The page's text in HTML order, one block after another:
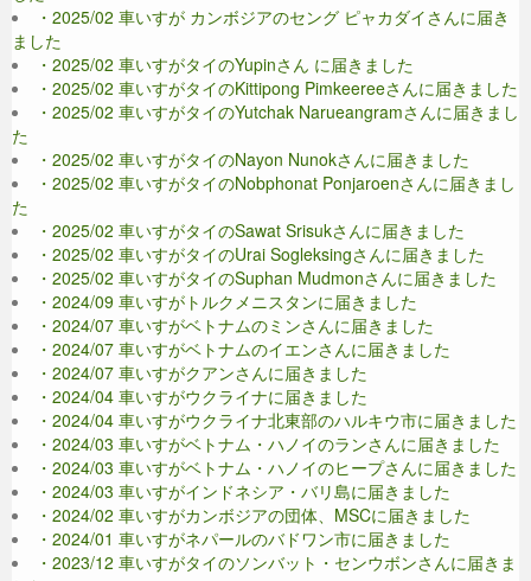
・2025/02 車いすが カンボジアのセング ピャカダイさんに届き
ました
・2025/02 車いすがタイのYupinさん に届きました
・2025/02 車いすがタイのKittipong Pimkeereeさんに届きました
・2025/02 車いすがタイのYutchak Narueangramさんに届きまし
た
・2025/02 車いすがタイのNayon Nunokさんに届きました
・2025/02 車いすがタイのNobphonat Ponjaroenさんに届きまし
た
・2025/02 車いすがタイのSawat Srisukさんに届きました
・2025/02 車いすがタイのUrai Sogleksingさんに届きました
・2025/02 車いすがタイのSuphan Mudmonさんに届きました
・2024/09 車いすがトルクメニスタンに届きました
・2024/07 車いすがベトナムのミンさんに届きました
・2024/07 車いすがベトナムのイエンさんに届きました
・2024/07 車いすがクアンさんに届きました
・2024/04 車いすがウクライナに届きました
・2024/04 車いすがウクライナ北東部のハルキウ市に届きました
・2024/03 車いすがベトナム・ハノイのランさんに届きました
・2024/03 車いすがベトナム・ハノイのヒープさんに届きました
・2024/03 車いすがインドネシア・バリ島に届きました
・2024/02 車いすがカンボジアの団体、MSCに届きました
・2024/01 車いすがネパールのバドワン市に届きました
・2023/12 車いすがタイのソンバット・センウボンさんに届きま